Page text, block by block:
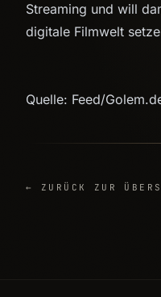
Streaming und will
digitale Filmwelt
Quelle: Feed/
← ZURÜCK ZUR